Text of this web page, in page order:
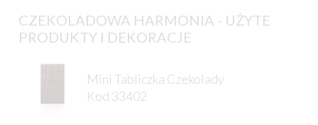
CZEKOLADOWA HARMONIA - UŻYTE
PRODUKTY I DEKORACJE
Mini Tabliczka Czekolady
Kod 33402